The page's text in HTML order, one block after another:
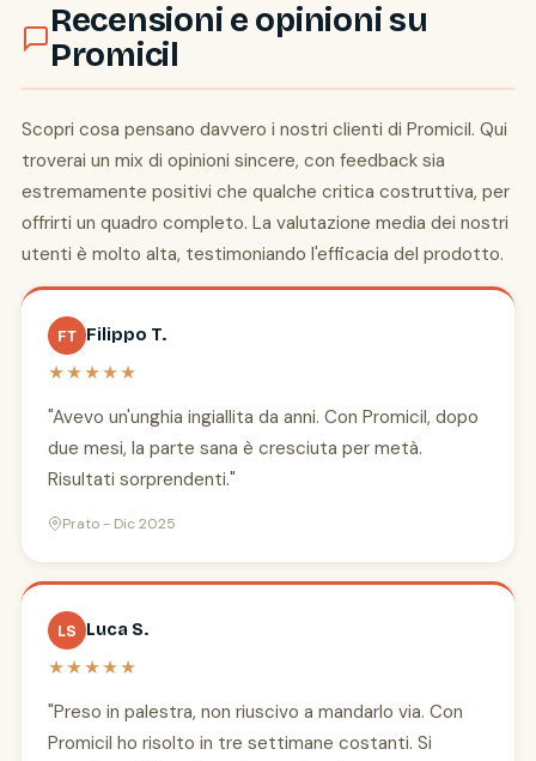
Recensioni e opinioni su
Promicil
Scopri cosa pensano davvero i nostri clienti di Promicil. Qui
troverai un mix di opinioni sincere, con feedback sia
estremamente positivi che qualche critica costruttiva, per
offrirti un quadro completo. La valutazione media dei nostri
utenti è molto alta, testimoniando l'efficacia del prodotto.
FT Filippo T.
★★★★★
"Avevo un'unghia ingiallita da anni. Con Promicil, dopo
due mesi, la parte sana è cresciuta per metà.
Risultati sorprendenti."
Prato - Dic 2025
LS
Luca S.
★★★★★
"Preso in palestra, non riuscivo a mandarlo via. Con
Promicil ho risolto in tre settimane costanti. Si